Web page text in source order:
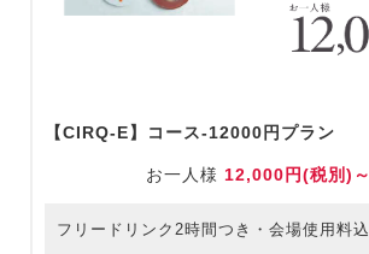
【CIRQ-E】コース-12000円プラン
お一人様 12,000円(税別)～
フリードリンク2時間つき・会場使用料込